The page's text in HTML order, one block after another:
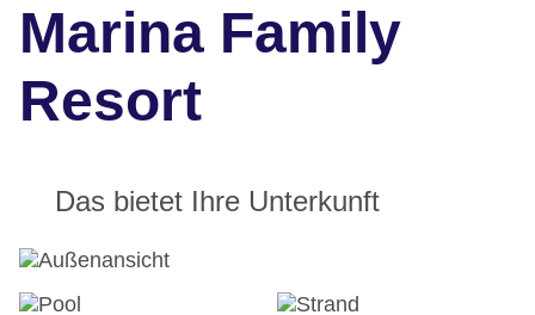
Marina Family
Resort
Das bietet Ihre Unterkunft